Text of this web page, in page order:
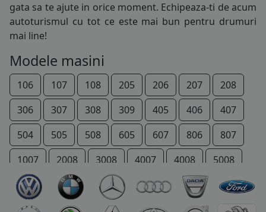
gata sa te ajute in orice moment. Echipeaza-ti de acum
autoturismul cu tot ce este mai bun pentru drumuri
mai line!
Modele masini
106 107 108 205 206 207
208
306
307 308 309 405 406
407
504
505 508 605 607 806
807
1007
2008 3008 4007 4008
5008
206 +
207 + Bipper Boxer
Expert